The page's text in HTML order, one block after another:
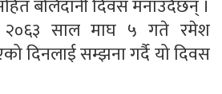
बलिदानी दिवस मनाउँदैछन् ।
२०६३ साल माघ ५ गते रमेश
दिनलाई सम्झना गर्दै यो दिवस